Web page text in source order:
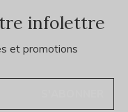
infolettre
et promotions